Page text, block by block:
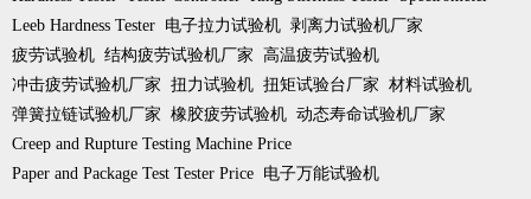
Leeb Hardness Tester 电子拉力试验机 剥离力试验机厂家
疲劳试验机 结构疲劳试验机厂家 高温疲劳试验机
冲击疲劳试验机厂家 扭力试验机 扭矩试验台厂家 材料试验机
弹簧拉链试验机厂家 橡胶疲劳试验机 动态寿命试验机厂家
Creep and Rupture Testing Machine Price
Paper and Package Test Tester Price 电子万能试验机